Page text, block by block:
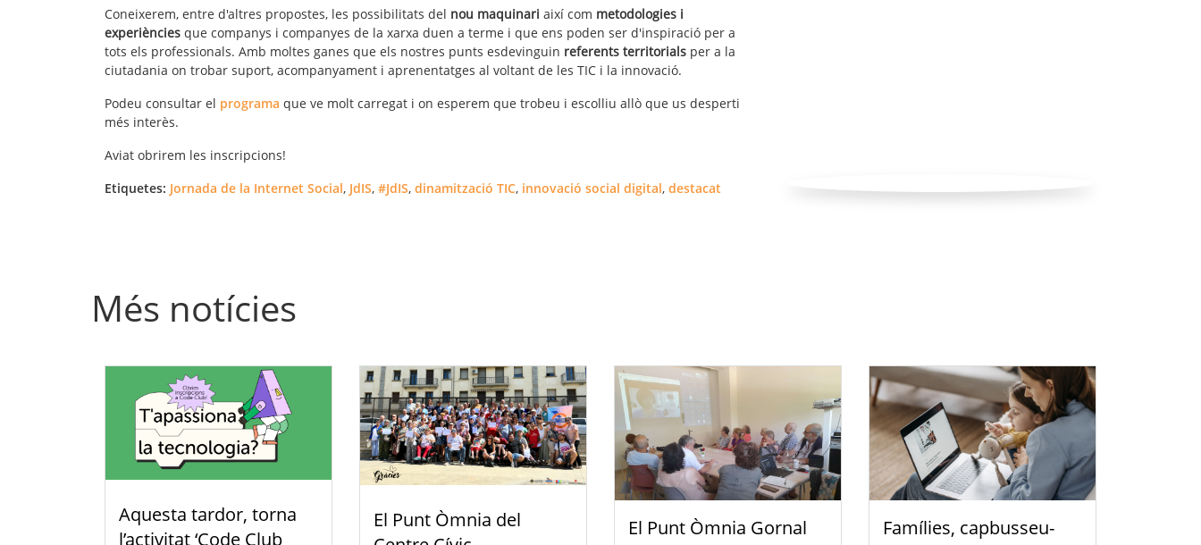
Coneixerem, entre d'altres propostes, les possibilitats del nou maquinari així com metodologies i
experiències que companys i companyes de la xarxa duen a terme i que ens poden ser d'inspiració per a
tots els professionals. Amb moltes ganes que els nostres punts esdevinguin referents territorials per a la
ciutadania on trobar suport, acompanyament i aprenentatges al voltant de les TIC i la innovació.
Podeu consultar el programa que ve molt carregat i on esperem que trobeu i escolliu allò que us desperti
més interès.
Aviat obrirem les inscripcions!
Etiquetes: Jornada de la Internet Social, JdIS, #JdIS, dinamització TIC, innovació social digital, destacat
Més notícies
Aquesta tardor, torna
l’activitat ‘Code Club
El Punt Òmnia del
El Punt Òmnia Gornal
Famílies, capbusseu-